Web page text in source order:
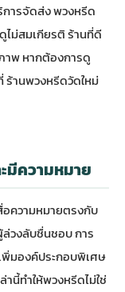
ารจัดส่ง พวงหรีด
ไม่สมเกียรติ ร้านที่ดี
าพ หากต้องการดู
ร้านพวงหรีดวัดใหม่
มีความหมาย
ความหมายตรงกับ
วงลับชื่นชอบ การ
พิ่มองค์ประกอบพิเศษ
นี้ทำให้พวงหรีดไม่ใช่